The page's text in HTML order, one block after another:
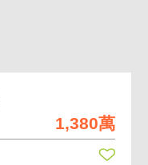
1,380萬